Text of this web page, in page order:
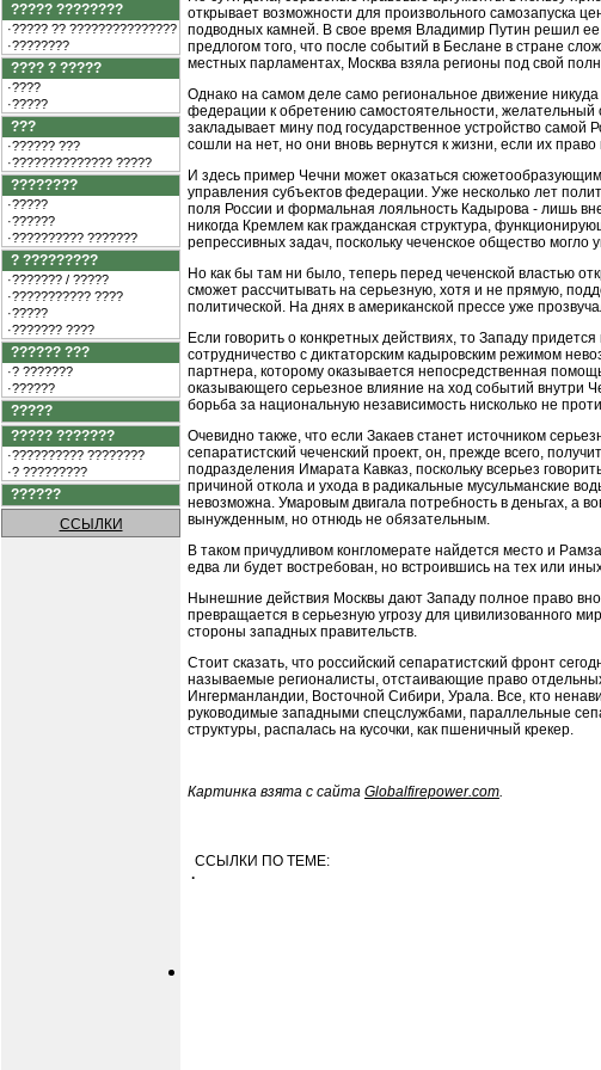
????? ????????
·????? ?? ???????????????
·????????
???? ? ?????
·????
·?????
???
·?????? ???
·?????????????? ?????
????????
·?????
·??????
·?????????? ???????
? ?????????
·??????? / ?????
·??????????? ????
·?????
·??????? ????
?????? ???
·? ???????
·??????
?????
????? ???????
·?????????? ????????
·? ?????????
??????
ССЫЛКИ
открывает возможности для произвольного самозапуска
подводных камней. В свое время Владимир Путин решил
предлогом того, что после событий в Беслане в стране
местных парламентах, Москва взяла регионы под свой
Однако на самом деле само региональное движение
федерации к обретению самостоятельности,
закладывает мину под государственное устройство
сошли на нет, но они вновь вернутся к жизни, если их
И здесь пример Чечни может оказаться
управления субъектов федерации. Уже несколько лет
поля России и формальная лояльность Кадырова - лишь
никогда Кремлем как гражданская структура,
репрессивных задач, поскольку чеченское общество могло
Но как бы там ни было, теперь перед чеченской властью
сможет рассчитывать на серьезную, хотя и не прямую,
политической. На днях в американской прессе уже
Если говорить о конкретных действиях, то Западу
сотрудничество с диктаторским кадыровским режимом
партнера, которому оказывается непосредственная
оказывающего серьезное влияние на ход событий внутри
борьба за национальную независимость нисколько не
Очевидно также, что если Закаев станет источником
сепаратистский чеченский проект, он, прежде всего,
подразделения Имарата Кавказ, поскольку всерьез
причиной откола и ухода в радикальные мусульманские
невозможна. Умаровым двигала потребность в деньгах, а
вынужденным, но отнюдь не обязательным.
В таком причудливом конгломерате найдется место и
едва ли будет востребован, но встроившись на тех или
Нынешние действия Москвы дают Западу полное право
превращается в серьезную угрозу для цивилизованного
стороны западных правительств.
Стоит сказать, что российский сепаратистский фронт
называемые регионалисты, отстаивающие право
Ингерманландии, Восточной Сибири, Урала. Все, кто
руководимые западными спецслужбами, параллельные
структуры, распалась на кусочки, как пшеничный крекер.
Картинка взята с сайта Globalfirepower.com.
ССЫЛКИ ПО ТЕМЕ:
·